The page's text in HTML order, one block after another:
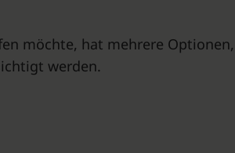
möchte, hat mehrere
werden.